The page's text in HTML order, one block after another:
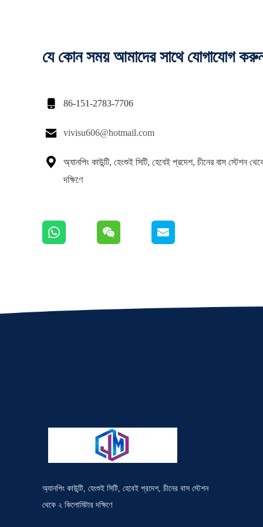
যে কোন সময় আমাদের সাথে যোগাযোগ
 86-151-2783-7706
 vivisu606@hotmail.com

অ্যানপিং কাউন্টি, হেংশুই সিটি, হেবেই প্রদেশ, চীনের বাস স্টেশন
দক্ষিণে
অ্যানপিং কাউন্টি, হেংশুই সিটি, হেবেই প্রদেশ, চীনের বাস স্টেশন
থেকে ২ কিলোমিটার দক্ষিণে